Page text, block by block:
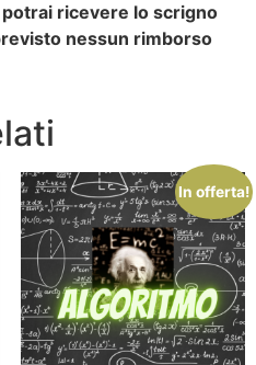
ricevere lo scrigno
nessun rimborso
In offerta!